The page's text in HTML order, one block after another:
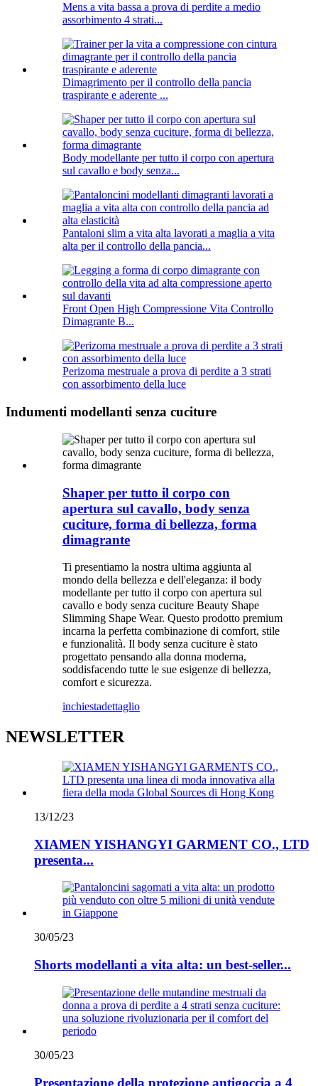
Mens a vita bassa a prova di perdite a medio
assorbimento 4 strati...
Dimagrimento per il controllo della pancia
traspirante e aderente ...
Body modellante per tutto il corpo con apertura
sul cavallo e body senza...
Pantaloni slim a vita alta lavorati a maglia a vita
alta per il controllo della pancia...
Front Open High Compressione Vita Controllo
Dimagrante B...
Perizoma mestruale a prova di perdite a 3 strati
con assorbimento della luce
Indumenti modellanti senza cuciture
Shaper per tutto il corpo con
apertura sul cavallo, body senza
cuciture, forma di bellezza, forma
dimagrante
Ti presentiamo la nostra ultima aggiunta al
mondo della bellezza e dell'eleganza: il body
modellante per tutto il corpo con apertura sul
cavallo e body senza cuciture Beauty Shape
Slimming Shape Wear. Questo prodotto premium
incarna la perfetta combinazione di comfort, stile
e funzionalità. Il body senza cuciture è stato
progettato pensando alla donna moderna,
soddisfacendo tutte le sue esigenze di bellezza,
comfort e sicurezza.
inchiestadettaglio
NEWSLETTER
13/12/23
XIAMEN YISHANGYI GARMENT CO., LTD
presenta...
30/05/23
Shorts modellanti a vita alta: un best-seller...
30/05/23
Presentazione della protezione antigoccia a 4